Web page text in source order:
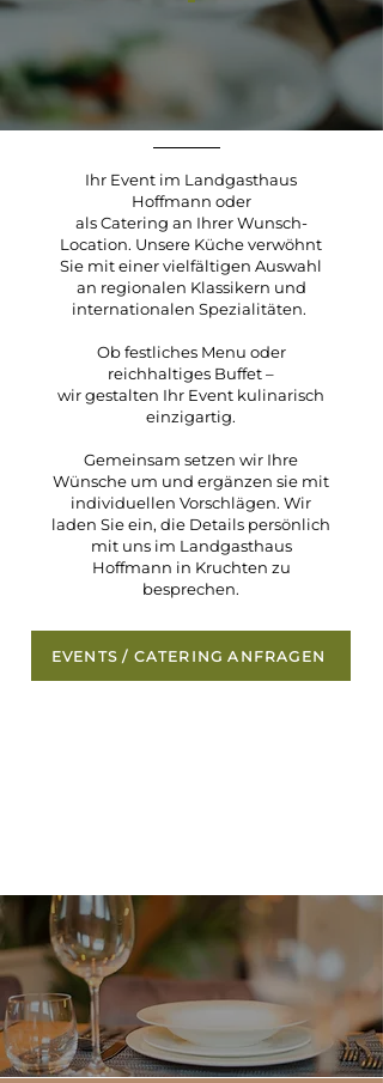
Ihr Event im Landgasthaus
Hoffmann oder
als Catering an Ihrer Wunsch-
Location. Unsere Küche verwöhnt
Sie mit einer vielfältigen Auswahl
an regionalen Klassikern und
internationalen Spezialitäten.
Ob festliches Menu oder
reichhaltiges Buffet –
wir gestalten Ihr Event kulinarisch
einzigartig.
Gemeinsam setzen wir Ihre
Wünsche um und ergänzen sie mit
individuellen Vorschlägen. Wir
laden Sie ein, die Details persönlich
mit uns im Landgasthaus
Hoffmann in Kruchten zu
besprechen.
EVENTS / CATERING ANFRAGEN